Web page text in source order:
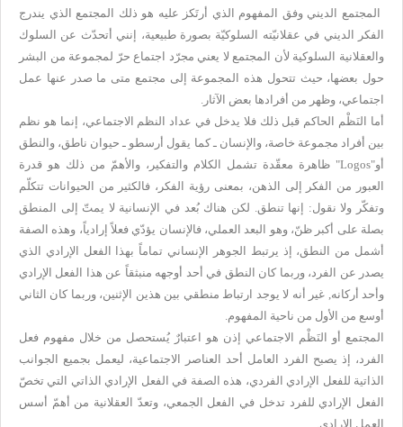
المجتمع الديني وفق المفهوم الذي أرتَكز عليه هو ذلك المجتمع الذي يندرج
الفكر الديني في عقلانيّته السلوكيّة بصورة طبيعية، إنني أتحدّث عن السلوك
والعقلانية السلوكية لأن المجتمع لا يعني مجرّد اجتماع حرّ لمجموعة من البشر
حول بعضها، حيث تتحول هذه المجموعة إلى مجتمع متى ما صدر عنها عمل
اجتماعي، وظهر من أفرادها بعض الآثار.
أما النَظْم الحاكم قبل ذلك فلا يدخل في عداد النظم الاجتماعي، إنما هو نظم
بين أفراد مجموعة خاصة، والإنسان ـ كما يقول أرسطو ـ حيوان ناطق، والنطق
أو"Logos" ظاهرة معقّدة تشمل الكلام والتفكير، والأهمّ من ذلك هو قدرة
العبور من الفكر إلى الذهن، بمعنى رؤية الفكر، فالكثير من الحيوانات تتكلّم
وتفكّر ولا نقول: إنها تنطق. لكن هناك بُعد في الإنسانية لا يمتّ إلى المنطق
بصلة على أكبر ظنّ، وهو البعد العملي، فالإنسان يؤدّي فعلاً إرادياً، وهذه الصفة
أشمل من النطق، إذ يرتبط الجوهر الإنساني تماماً بهذا الفعل الإرادي الذي
يصدر عن الفرد، وربما كان النطق في أحد أوجهه منبثقاً عن هذا الفعل الإرادي
وأحد أركانه, غير أنه لا يوجد ارتباط منطقي بين هذين الإثنين، وربما كان الثاني
أوسع من الأول من ناحية المفهوم.
المجتمع أو النَظْم الاجتماعي إذن هو اعتبارٌ يُستحصل من خلال مفهوم فعل
الفرد، إذ يصبح الفرد العامل أحد العناصر الاجتماعية، ليعمل بجميع الجوانب
الذاتية للفعل الإرادي الفردي، هذه الصفة في الفعل الإرادي الذاتي التي تخصّ
الفعل الإرادي للفرد تدخل في الفعل الجمعي، وتعدّ العقلانية من أهمّ أسس
العمل الإرادي.